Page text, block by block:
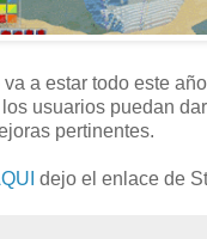
a estar todo este
usuarios puedan
pertinentes.
dejo el enlace de